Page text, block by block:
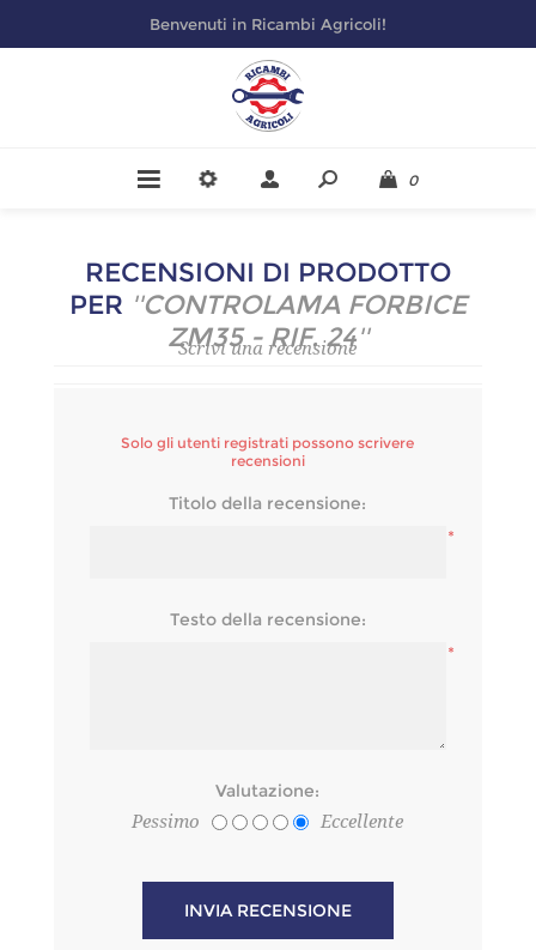
Benvenuti in Ricambi Agricoli!
0
RECENSIONI DI PRODOTTO
PER
CONTROLAMA FORBICE
ZM35 - RIF. 24
Scrivi una recensione
Solo gli utenti registrati possono scrivere
recensioni
Titolo della recensione:
*
Testo della recensione:
*
Valutazione:
Pessimo
Eccellente